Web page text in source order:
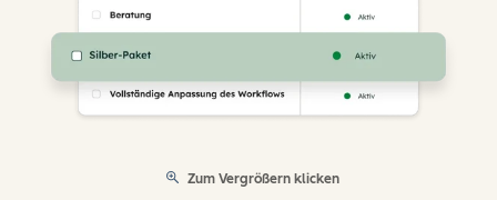
Zum Vergrößern klicken